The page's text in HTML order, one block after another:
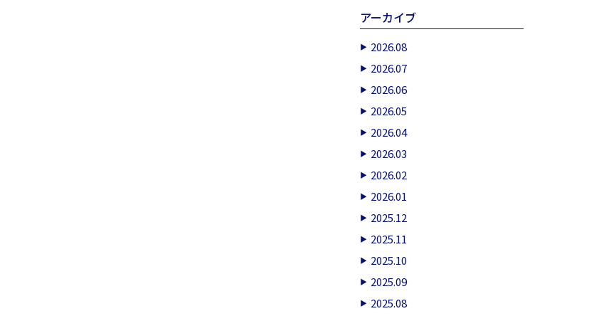
アーカイブ
2026.08
2026.07
2026.06
2026.05
2026.04
2026.03
2026.02
2026.01
2025.12
2025.11
2025.10
2025.09
2025.08